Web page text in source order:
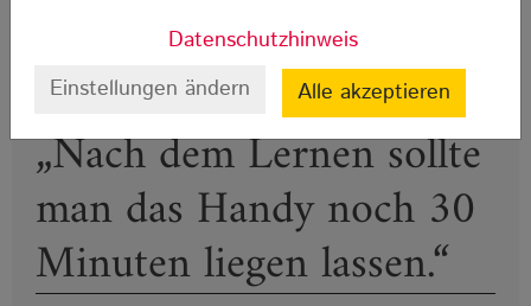
„Nach dem Lernen sollte
man das Handy noch 30
Minuten liegen lassen.“
Datenschutzhinweis
Einstellungen ändern
Alle akzeptieren